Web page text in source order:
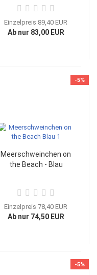
Einzelpreis 89,40 EUR
Ab nur 83,00 EUR
-5%
Meerschweinchen on
the Beach - Blau
Einzelpreis 78,40 EUR
Ab nur 74,50 EUR
-5%